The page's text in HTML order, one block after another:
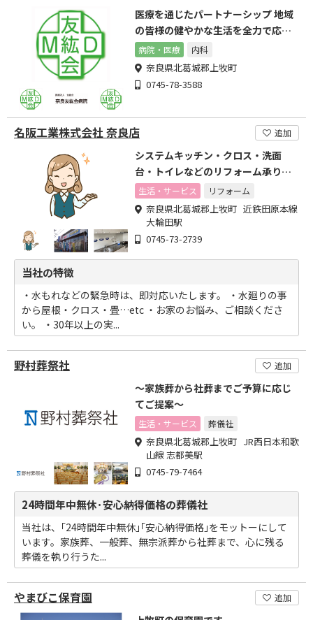
医療を通じたパートナーシップ 地域
の皆様の健やかな生活を全力で応援
します。
病院・医療 内科
奈良県北葛城郡上牧町
0745-78-3588
名阪工業株式会社 奈良店 追加
システムキッチン・クロス・洗面
台・トイレなどのリフォーム承りま
す生活・サービス リフォーム
奈良県北葛城郡上牧町 近鉄田原本線
大輪田駅
0745-73-2739
当社の特徴
・水もれなどの緊急時は、即対応いたします。 ・水廻りの事
から屋根・クロス・畳…etc ・お家のお悩み、ご相談くださ
い。 ・30年以上の実...
野村葬祭社 追加
～家族葬から社葬までご予算に応じ
てご提案～
生活・サービス 葬儀社
奈良県北葛城郡上牧町 JR西日本和歌
山線 志都美駅
0745-79-7464
24時間年中無休･安心納得価格の葬儀社
当社は、｢24時間年中無休｣｢安心納得価格｣をモットーにして
います。家族葬、一般葬、無宗派葬から社葬まで、心に残る
葬儀を執り行うた...
やまびこ保育園 追加